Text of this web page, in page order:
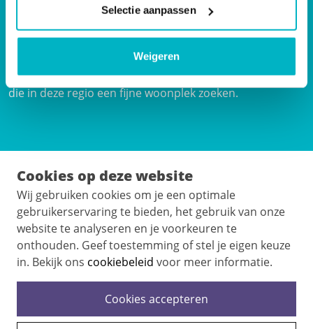
Selectie aanpassen
Weigeren
Thuispoort Studentenwoningen verhuurt
studentenkamers van de woningcorporaties
BrabantWonen en Woonstichting JOOST. Samen werken
we aan betaalbare studentenwoningen voor studenten
die in deze regio een fijne woonplek zoeken.
INFO & CONTACT
Contact
Onlangs verhuurd
Over ons
De Thuispoort Studentenwoningen App
Cookies op deze website
Wij gebruiken cookies om je een optimale
gebruikerservaring te bieden, het gebruik van onze
website te analyseren en je voorkeuren te
onthouden. Geef toestemming of stel je eigen keuze
in. Bekijk ons cookiebeleid voor meer informatie.
Cookies accepteren